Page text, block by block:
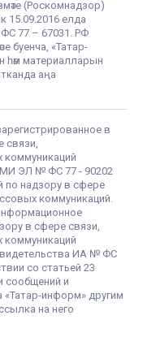
(Роскомнадзор)
15.09.2016 елда
ФС 77 – 67031. РФ
буенча, «Татар-
һәм материалларын
аңа
в
связи,
коммуникаций
ЭЛ № ФС 77 - 90202
по надзору в сфере
коммуникаций.
в сфере связи,
коммуникаций
ИА № ФС
со статьей 23
сообщений и
информ» другим
на него